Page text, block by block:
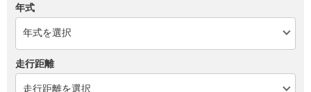
年式
走行距離